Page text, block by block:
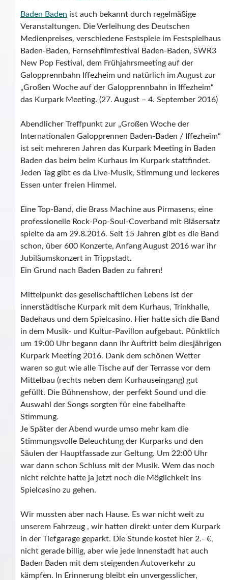
Baden Baden ist auch bekannt durch regelmäßige
Veranstaltungen. Die Verleihung des Deutschen
Medienpreises, verschiedene Festspiele im Festspielhaus
Baden-Baden, Fernsehfilmfestival Baden-Baden, SWR3
New Pop Festival, dem Frühjahrsmeeting auf der
Galopprennbahn Iffezheim und natürlich im August zur
„Großen Woche auf der Galopprennbahn in Iffezheim“
das Kurpark Meeting. (27. August – 4. September 2016)
Abendlicher Treffpunkt zur „Großen Woche der
Internationalen Galopprennen Baden-Baden / Iffezheim“
ist seit mehreren Jahren das Kurpark Meeting in Baden
Baden das beim beim Kurhaus im Kurpark stattfindet.
Jeden Tag gibt es da Live-Musik, Stimmung und leckeres
Essen unter freien Himmel.
Eine Top-Band, die Brass Machine aus Pirmasens, eine
professionelle Rock-Pop-Soul-Coverband mit Bläsersatz
spielte da am 29.8.2016. Seit 15 Jahren gibt es die Band
schon, über 600 Konzerte, Anfang August 2016 war ihr
Jubiläumskonzert in Trippstadt.
Ein Grund nach Baden Baden zu fahren!
Mittelpunkt des gesellschaftlichen Lebens ist der
innerstädtische Kurpark mit dem Kurhaus, Trinkhalle,
Badehaus und dem Spielcasino. Hier hatte sich die Band
in dem Musik- und Kultur-Pavillon aufgebaut. Pünktlich
um 19:00 Uhr begann dann ihr Auftritt beim diesjährigen
Kurpark Meeting 2016. Dank dem schönen Wetter
waren so gut wie alle Tische auf der Terrasse vor dem
Mittelbau (rechts neben dem Kurhauseingang) gut
gefüllt. Die Bühnenshow, der perfekt Sound und die
Auswahl der Songs sorgten für eine fabelhafte
Stimmung.
Je Später der Abend wurde umso mehr kam die
Stimmungsvolle Beleuchtung der Kurparks und den
Säulen der Hauptfassade zur Geltung. Um 22:00 Uhr
war dann schon Schluss mit der Musik. Wem das noch
nicht reichte hatte ja jetzt noch die Möglichkeit ins
Spielcasino zu gehen.
Wir mussten aber nach Hause. Es war nicht weit zu
unserem Fahrzeug , wir hatten direkt unter dem Kurpark
in der Tiefgarage geparkt. Die Stunde kostet hier 2.- €,
nicht gerade billig, aber wie jede Innenstadt hat auch
Baden Baden mit dem steigenden Autoverkehr zu
kämpfen. In Erinnerung bleibt ein unvergesslicher,